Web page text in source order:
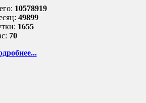
10578919
49899
1655
70